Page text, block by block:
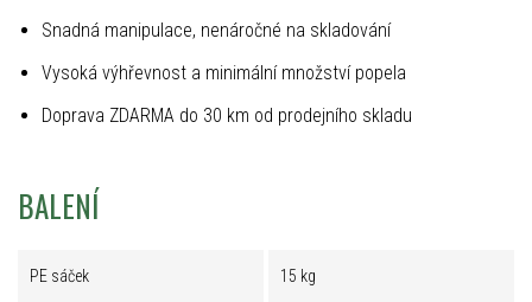
Snadná manipulace, nenáročné na skladování
Vysoká výhřevnost a minimální množství popela
Doprava ZDARMA do 30 km od prodejního skladu
BALENÍ
PE sáček 15 kg